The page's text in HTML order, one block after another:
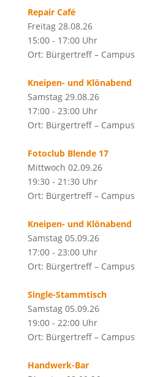
Repair Café
Freitag 28.08.26
15:00 - 17:00 Uhr
Ort: Bürgertreff – Campus
Kneipen- und Klönabend
Samstag 29.08.26
17:00 - 23:00 Uhr
Ort: Bürgertreff – Campus
Fotoclub Blende 17
Mittwoch 02.09.26
19:30 - 21:30 Uhr
Ort: Bürgertreff – Campus
Kneipen- und Klönabend
Samstag 05.09.26
17:00 - 23:00 Uhr
Ort: Bürgertreff – Campus
Single-Stammtisch
Samstag 05.09.26
19:00 - 22:00 Uhr
Ort: Bürgertreff – Campus
Handwerk-Bar